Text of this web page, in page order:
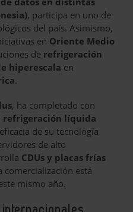
, participa en uno de
del país. Asimismo,
en Oriente Medio
de refrigeración
hiperescala en
.
, ha completado con
refrigeración líquida
de su tecnología
de alto
CDUs y placas frías
comercialización está
mismo año.